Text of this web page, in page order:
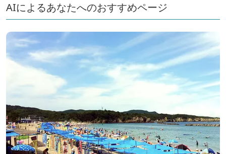
AIによるあなたへのおすすめページ